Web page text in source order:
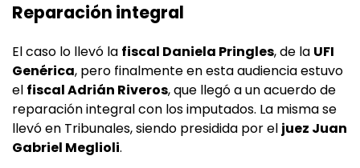
Reparación integral
El caso lo llevó la fiscal Daniela Pringles, de la UFI
Genérica, pero finalmente en esta audiencia estuvo
el fiscal Adrián Riveros, que llegó a un acuerdo de
reparación integral con los imputados. La misma se
llevó en Tribunales, siendo presidida por el juez Juan
Gabriel Meglioli.